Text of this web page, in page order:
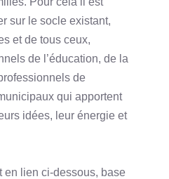
sur le socle existant,
et de tous ceux,
de l’éducation, de la
de
qui apportent
idées, leur énergie et
en lien ci-dessous, base